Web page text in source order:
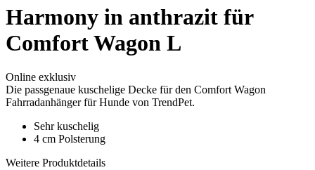
Harmony in anthrazit für
Comfort Wagon L
Online exklusiv
Die passgenaue kuschelige Decke für den Comfort Wagon
Fahrradanhänger für Hunde von TrendPet.
Sehr kuschelig
4 cm Polsterung
Weitere Produktdetails